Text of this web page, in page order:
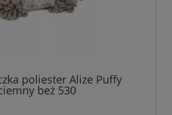
poliester Alize Puffy
beż 530